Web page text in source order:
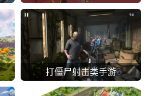
打僵尸射击类手游